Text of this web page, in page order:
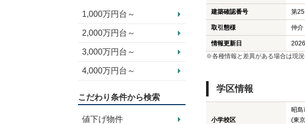
建築確認番号 第
取引態様 仲介
情報更新日
※各種情報と差異がある場合は現
学区情報
小学校区
昭
(東
1,000万円台～
2,000万円台～
3,000万円台～
4,000万円台～
こだわり条件から検索
値下げ物件